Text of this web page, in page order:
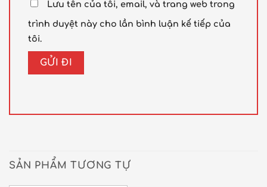
Lưu tên của tôi, email, và trang web trong
trình duyệt này cho lần bình luận kế tiếp của
tôi.
SẢN PHẨM TƯƠNG TỰ